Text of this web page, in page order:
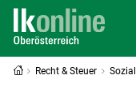
Recht & Steuer